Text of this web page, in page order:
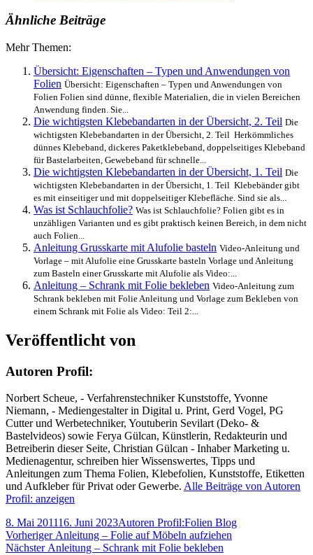
Ähnliche Beiträge
Mehr Themen:
Übersicht: Eigenschaften – Typen und Anwendungen von
Folien Übersicht: Eigenschaften – Typen und Anwendungen von
Folien Folien sind dünne, flexible Materialien, die in vielen Bereichen
Anwendung finden. Sie...
Die wichtigsten Klebebandarten in der Übersicht, 2. Teil Die
wichtigsten Klebebandarten in der Übersicht, 2. Teil Herkömmliches
dünnes Klebeband, dickeres Paketklebeband, doppelseitiges Klebeband
für Bastelarbeiten, Gewebeband für schnelle...
Die wichtigsten Klebebandarten in der Übersicht, 1. Teil Die
wichtigsten Klebebandarten in der Übersicht, 1. Teil Klebebänder gibt
es mit einseitiger und mit doppelseitiger Klebefläche. Sind sie als...
Was ist Schlauchfolie? Was ist Schlauchfolie? Folien gibt es in
unzähligen Varianten und es gibt praktisch keinen Bereich, in dem nicht
auch Folien...
Anleitung Grusskarte mit Alufolie basteln Video-Anleitung und
Vorlage – mit Alufolie eine Grusskarte basteln Vorlage und Anleitung
zum Basteln einer Grusskarte mit Alufolie als Video:...
Anleitung – Schrank mit Folie bekleben Video-Anleitung zum
Schrank bekleben mit Folie Anleitung und Vorlage zum Bekleben von
einem Schrank mit Folie als Video: Teil 2:...
Veröffentlicht von
Autoren Profil:
Norbert Scheue, - Verfahrenstechniker Kunststoffe, Yvonne
Niemann, - Mediengestalter in Digital u. Print, Gerd Vogel, PG
Cutter und Werbetechniker, Youtuberin Sevilart (Deko- &
Bastelvideos) sowie Ferya Gülcan, Künstlerin, Redakteurin und
Betreiberin dieser Seite, Christian Gülcan - Inhaber Marketing u.
Medienagentur, schreiben hier Wissenswertes, Tipps und
Anleitungen zum Thema Folien, Klebefolien, Kunststoffe, Etiketten
und Aufkleber für Privat oder Gewerbe. Alle Beiträge von Autoren
Profil: anzeigen
Veröffentlicht
am
8. Mai 201116. Juni 2023Autor
Autoren Profil:Kategorien
Folien Blog
Beitragsnavigation
Vorheriger Vorheriger
Beitrag:
Anleitung – Folie auf Möbeln aufziehen
Nächster Nächster
Anleitung – Schrank mit Folie bekleben